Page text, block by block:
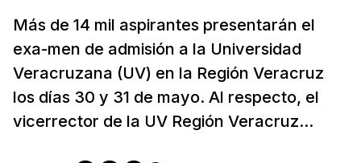
Más de 14 mil aspirantes presentarán el
exa-men de admisión a la Universidad
Veracruzana (UV) en la Región Veracruz
los días 30 y 31 de mayo. Al respecto, el
vicerrector de la UV Región Veracruz...